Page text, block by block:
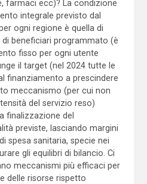
farmaci ecc)? La condizione
integrale previsto dal
ogni regione è quella di
beneficiari programmato (è
fisso per ogni utente
il target (nel 2024 tutte le
finanziamento a prescindere
meccanismo (per cui non
del servizio reso)
finalizzazione del
previste, lasciando margini
spesa sanitaria, specie nei
gli equilibri di bilancio. Ci
meccanismi più efficaci per
delle risorse rispetto